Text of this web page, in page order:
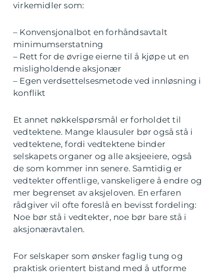
virkemidler som:
– Konvensjonalbot en forhåndsavtalt
minimumserstatning
– Rett for de øvrige eierne til å kjøpe ut en
misligholdende aksjonær
– Egen verdsettelsesmetode ved innløsning i
konflikt
Et annet nøkkelspørsmål er forholdet til
vedtektene. Mange klausuler bør også stå i
vedtektene, fordi vedtektene binder
selskapets organer og alle aksjeeiere, også
de som kommer inn senere. Samtidig er
vedtekter offentlige, vanskeligere å endre og
mer begrenset av aksjeloven. En erfaren
rådgiver vil ofte foreslå en bevisst fordeling:
Noe bør stå i vedtekter, noe bør bare stå i
aksjonæravtalen.
For selskaper som ønsker faglig tung og
praktisk orientert bistand med å utforme